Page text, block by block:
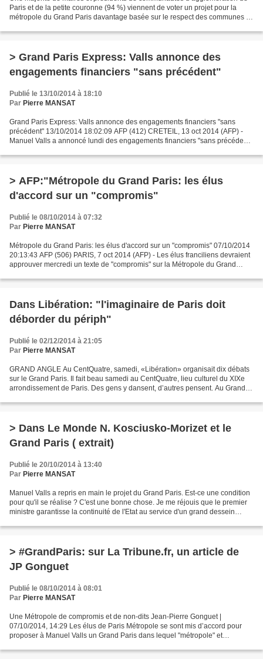
Paris et de la petite couronne (94 %) viennent de voter un projet pour la
métropole du Grand Paris davantage basée sur le respect des communes et
> Grand Paris Express: Valls annonce des
engagements financiers "sans précédent"
Publié le 13/10/2014 à 18:10
Par Pierre MANSAT
Grand Paris Express: Valls annonce des engagements financiers "sans
précédent" 13/10/2014 18:02:09 AFP (412) CRETEIL, 13 oct 2014 (AFP) -
Manuel Valls a annoncé lundi des engagements financiers "sans précédent"
> AFP:"Métropole du Grand Paris: les élus
d'accord sur un "compromis"
Publié le 08/10/2014 à 07:32
Par Pierre MANSAT
Métropole du Grand Paris: les élus d'accord sur un "compromis" 07/10/2014
20:13:43 AFP (506) PARIS, 7 oct 2014 (AFP) - Les élus franciliens devraient
approuver mercredi un texte de "compromis" sur la Métropole du Grand
Dans Libération: "l'imaginaire de Paris doit
déborder du périph"
Publié le 02/12/2014 à 21:05
Par Pierre MANSAT
GRAND ANGLE Au CentQuatre, samedi, «Libération» organisait dix débats
sur le Grand Paris. Il fait beau samedi au CentQuatre, lieu culturel du XIXe
arrondissement de Paris. Des gens y dansent, d’autres pensent. Au Grand
> Dans Le Monde N. Kosciusko-Morizet et le
Grand Paris ( extrait)
Publié le 20/10/2014 à 13:40
Par Pierre MANSAT
Manuel Valls a repris en main le projet du Grand Paris. Est-ce une condition
pour qu'il se réalise ? C'est une bonne chose. Je me réjouis que le premier
ministre garantisse la continuité de l'Etat au service d'un grand dessein
> #GrandParis: sur La Tribune.fr, un article de
JP Gonguet
Publié le 08/10/2014 à 08:01
Par Pierre MANSAT
Une Métropole de compromis et de non-dits Jean-Pierre Gonguet |
07/10/2014, 14:29 Les élus de Paris Métropole se sont mis d’accord pour
proposer à Manuel Valls un Grand Paris dans lequel "métropole" et